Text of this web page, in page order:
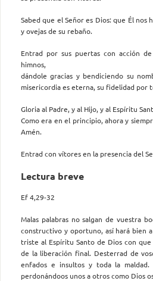
Sabed que el Señor es Dios: que Él nos
y ovejas de su rebaño.
Entrad por sus puertas con acción
himnos,
dándole gracias y bendiciendo su
misericordia es eterna, su fidelidad por
Gloria al Padre, y al Hijo, y al Espíritu
Como era en el principio, ahora y
Amén.
Entrad con vítores en la presencia del
Lectura breve
Ef 4,29-32
Malas palabras no salgan de vuestra
constructivo y oportuno, así hará bien
triste al Espíritu Santo de Dios con
de la liberación final. Desterrad de
enfados e insultos y toda la maldad.
perdonándoos unos a otros como Dios